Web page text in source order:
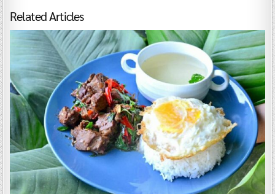
Related Articles